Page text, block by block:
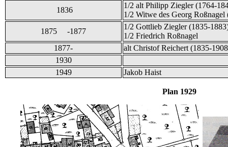
1836
1/2 alt Philipp Ziegler (1764-
1/2 Witwe des Georg Roßnagel
1875 -1877
1/2 Gottlieb Ziegler (1835-
1/2 Friedrich Roßnagel
1877-
alt Christof Reichert (1835-
1930
1949
Jakob Haist
Plan